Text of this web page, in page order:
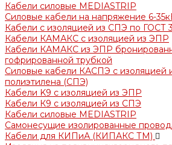
Кабели силовые MEDIASTRIP
Силовые кабели на напряжение 6-
Кабели с изоляцией из СПЭ по ГОСТ
Кабели КАМАКС с изоляцией из ЭПР
Кабели КАМАКС из ЭПР
гофрированной трубкой
Силовые кабели КАСПЭ с изоляцией
полиэтилена (СПЭ)
Кабели K9 с изоляцией из ЭПР
Кабели К9 с изоляцией из СПЭ
Кабели силовые MEDIASTRIP
Самонесущие изолированные
Кабели для КИПиА (КИПАКС ТМ)